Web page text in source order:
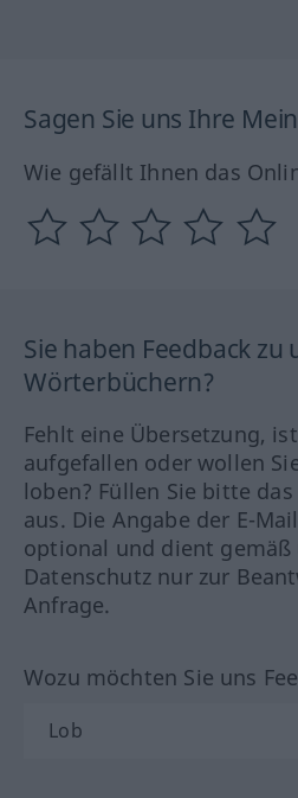
Sagen Sie uns Ihre
Wie gefällt Ihnen das
Sie haben Feedback zu
Wörterbüchern?
Fehlt eine Übersetzung,
aufgefallen oder wollen
loben? Füllen Sie bitte
aus. Die Angabe der E-
optional und dient gemäß
Datenschutz nur zur
Anfrage.
Wozu möchten Sie uns